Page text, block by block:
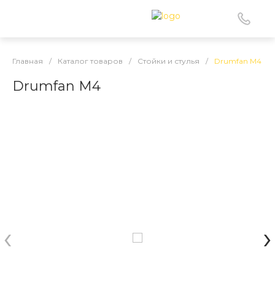
Главная / Каталог товаров / Стойки и стулья / Drumfan M4
Drumfan M4
‹ ›